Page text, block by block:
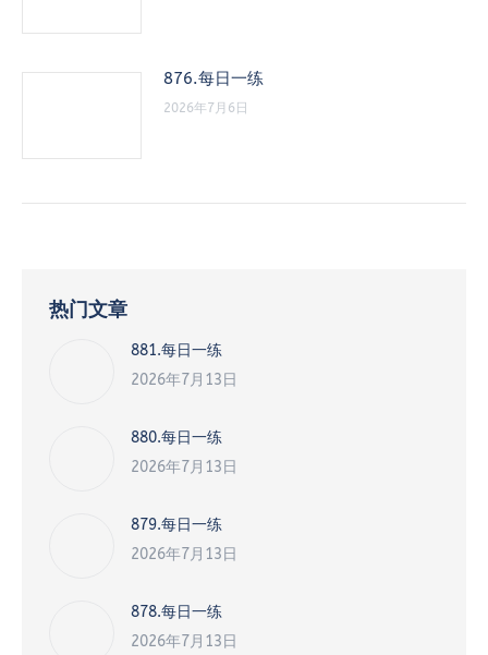
876.每日一练
2026年7月6日
热门文章
881.每日一练
2026年7月13日
880.每日一练
2026年7月13日
879.每日一练
2026年7月13日
878.每日一练
2026年7月13日